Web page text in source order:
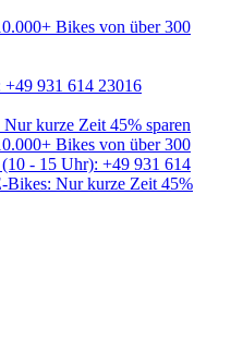
Bikes von über 300
931 614 23016
kurze Zeit 45% sparen
Bikes von über 300
- 15 Uhr): +49 931 614
Bikes: Nur kurze Zeit 45%